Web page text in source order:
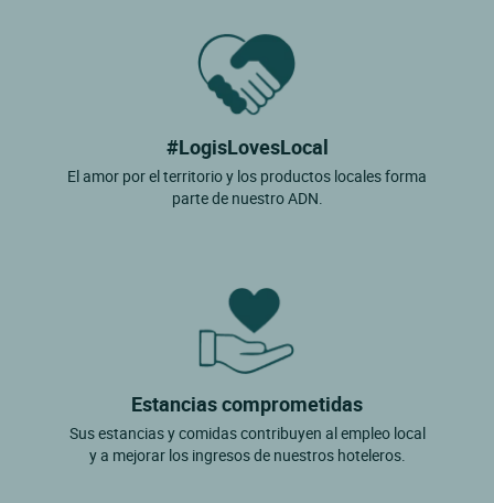
#LogisLovesLocal
El amor por el territorio y los productos locales forma
parte de nuestro ADN.
Estancias comprometidas
Sus estancias y comidas contribuyen al empleo local
y a mejorar los ingresos de nuestros hoteleros.